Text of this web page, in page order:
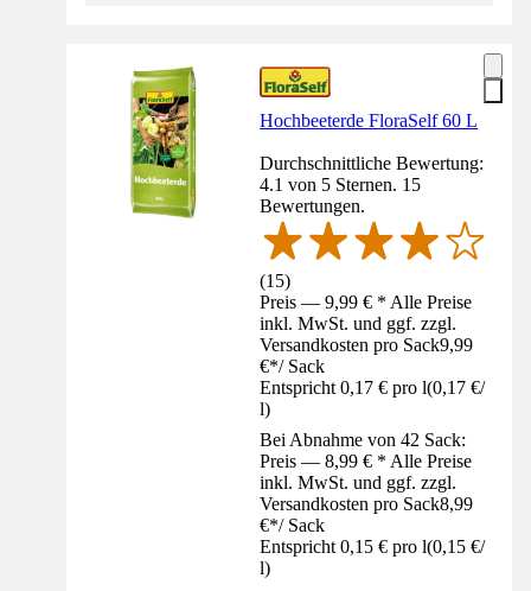
Hochbeeterde FloraSelf 60 L
Durchschnittliche Bewertung:
4.1 von 5 Sternen. 15
Bewertungen.
(15)
Preis — 9,99 € * Alle Preise
inkl. MwSt. und ggf. zzgl.
Versandkosten pro Sack9,99
€*/ Sack
Entspricht 0,17 € pro l(0,17 €/
l)
Bei Abnahme von 42 Sack:
Preis — 8,99 € * Alle Preise
inkl. MwSt. und ggf. zzgl.
Versandkosten pro Sack8,99
€*/ Sack
Entspricht 0,15 € pro l(0,15 €/
l)